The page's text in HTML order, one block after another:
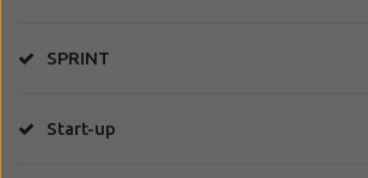
SPRINT
Start-up